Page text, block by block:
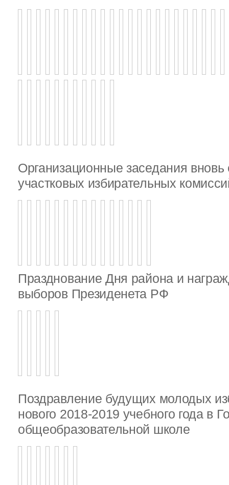
Организационные заседания
участковых избирательных
Празднование Дня района и
выборов Президенета РФ
Поздравление будущих молодых
нового 2018-2019 учебного года в
общеобразовательной школе